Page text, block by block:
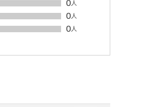
0 人
0 人
0 人